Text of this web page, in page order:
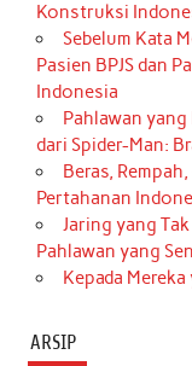
Konstruksi
Sebelum Kata
Pasien BPJS dan
Indonesia
Pahlawan
dari Spider-Man:
Beras,
Pertahanan
Jaring yang
Pahlawan yang
Kepada
ARSIP